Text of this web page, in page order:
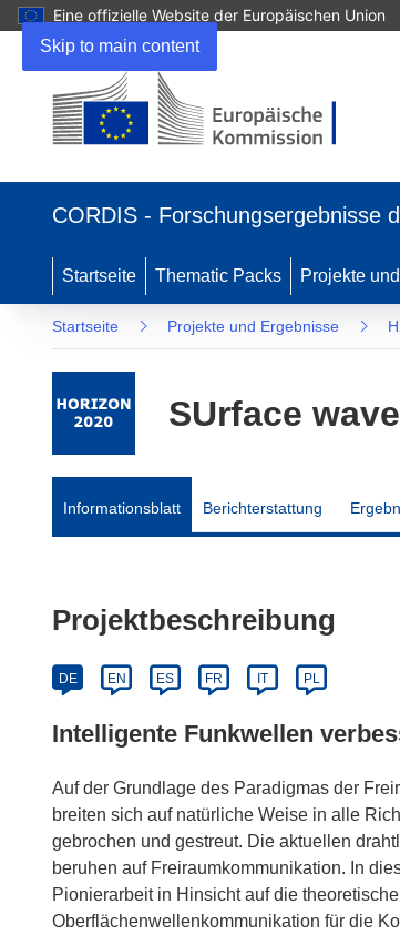
Skip to main content
Eine offizielle Website der Europäischen Union
CORDIS - Forschungsergebnisse
Startseite Thematic Packs Projekte
Startseite Projekte und Ergebnisse
SUrface
Informationsblatt Berichterstattung
Projektbeschreibung
DE EN ES FR IT PL
Intelligente Funkwellen
Auf der Grundlage des Paradigmas der
breiten sich auf natürliche Weise in alle
gebrochen und gestreut. Die aktuellen
beruhen auf Freiraumkommunikation. In
Pionierarbeit in Hinsicht auf die
Oberflächenwellenkommunikation für die